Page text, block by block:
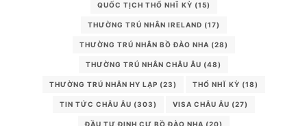
QUỐC TỊCH THỔ NHĨ KỲ (15)
THƯỜNG TRÚ NHÂN IRELAND (17)
THƯỜNG TRÚ NHÂN BỒ ĐÀO NHA (28)
THƯỜNG TRÚ NHÂN CHÂU ÂU (48)
THƯỜNG TRÚ NHÂN HY LẠP (23) THỔ NHĨ KỲ (18)
TIN TỨC CHÂU ÂU (303) VISA CHÂU ÂU (27)
ĐẦU TƯ ĐỊNH CƯ BỒ ĐÀO NHA (20)